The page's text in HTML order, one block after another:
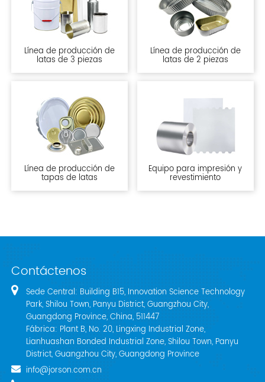
Línea de producción de
latas de 3 piezas
Línea de producción de
latas de 2 piezas
Línea de producción de
tapas de latas
Equipo para impresión y
revestimiento
Contáctenos
Sede Central: Building B15, Innovation Science Technology
Park, Shilou Town, Panyu District, Guangzhou City,
Guangdong Province, China, 511447
Fábrica: Plant B, No. 20, Lingxing Industrial Zone,
Lianhuashan Bonded Industrial Zone, Shilou Town, Panyu
District, Guangzhou City, Guangdong Province
info@jorson.com.cn